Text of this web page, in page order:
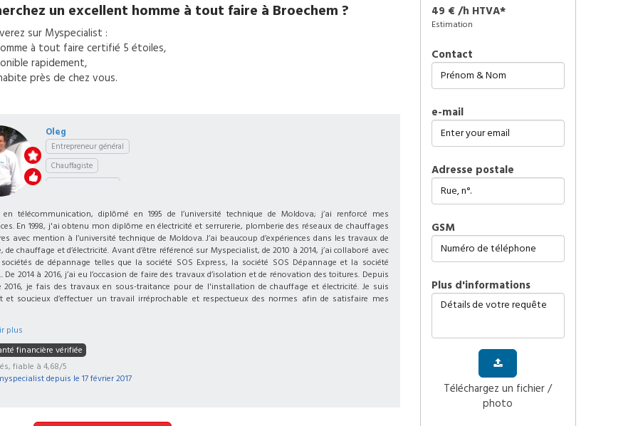
un excellent homme à tout faire à Broechem ?
sur Myspecialist :
à tout faire certifié 5 étoiles,
rapidement,
près de chez vous.
Oleg
Entrepreneur général
Chauffagiste
en télécommunication, diplômé en 1995 de l’université technique de Moldova; j’ai renforcé mes
En 1998, j'ai obtenu mon diplôme en électricité et serrurerie, plomberie des réseaux de chauffages
avec mention à l’université technique de Moldova. J’ai beaucoup d’expériences dans les travaux de
de chauffage et d’électricité. Avant d’être référencé sur Myspecialist, de 2010 à 2014, j’ai collaboré avec
de dépannage telles que la société SOS Express, la société SOS Dépannage et la société
De 2014 à 2016, j’ai eu l’occasion de faire des travaux d’isolation et de rénovation des toitures. Depuis
2016, je fais des travaux en sous-traitance pour de l'installation de chauffage et électricité. Je suis
et soucieux d’effectuer un travail irréprochable et respectueux des normes afin de satisfaire mes
plus
financière vérifiée
fiable à 4,68/5
depuis le 17 février 2017
49 € /h HTVA*
Estimation
Contact
e-mail
Adresse postale
GSM
plus d'informations
Téléchargez un fichier /
photo